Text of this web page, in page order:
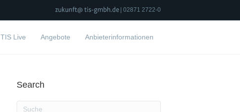
| 02871 2722-0
TIS Live Angebote Anbieterinformationen
Search